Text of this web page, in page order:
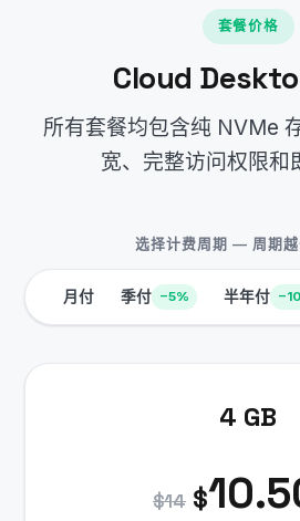
套餐价格
Cloud
所有套餐均包含纯 NVMe
宽、完整访问权限和
选择计费周期 — 周期越
月付 季付 −5% 半年付
4 GB
$14 $